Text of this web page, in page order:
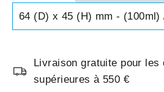
Livraison gratuite pour les
supérieures à 550 €